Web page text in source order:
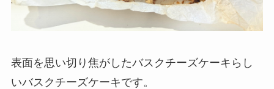
表面を思い切り焦がしたバスクチーズケーキらし
いバスクチーズケーキです。